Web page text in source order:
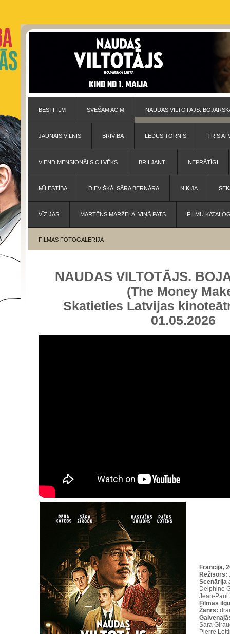
BESTFILM SVEŠĀM ACĪM NAUDAS VILTOTĀJS.
JAUNAIS VILNIS BRĪVĪBĀ LEDUS TORNIS TRĪS
VIENDIMENSIONĀLS CILVĒKS BRILJANTI NEPRĀTĪGI
MĪLESTĪBA DIEVIŠĶĀ: SĀRA BERNĀRA NIKIJA
VĪZIJAS MARTĒNS MARŽELA: VIŅŠ PATS FILMU
FILMAS FOTOGALERIJA
NAUDAS VILTOTĀJS.
(The Money
Skatieties Latvijas
01.05.2026
Francija,
Režisors:
Scenārija
Delphine
Jean-Paul
Filmas
Žanrs:
Sara
Pierre